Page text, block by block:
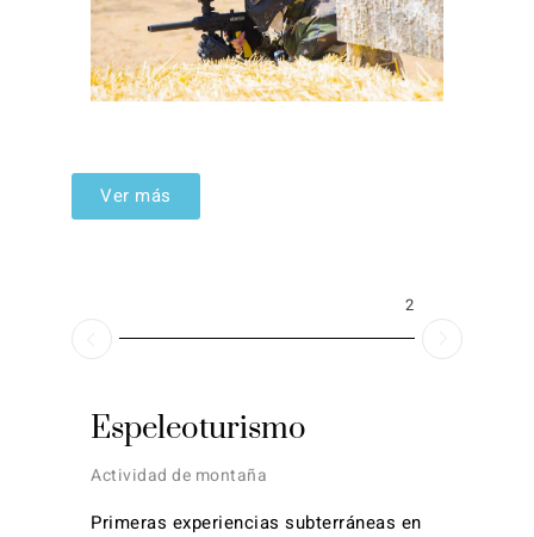
Ver más
2026
Espeleoturismo
Actividad de montaña
Primeras experiencias subterráneas en